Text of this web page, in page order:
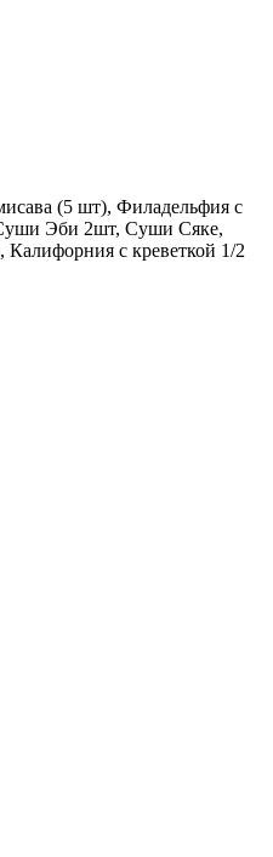
(5 шт), Филадельфия с
Эби 2шт, Суши Сяке,
с креветкой 1/2